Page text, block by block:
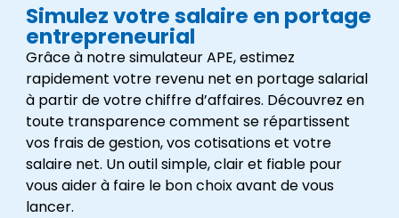
Simulez votre salaire en portage
entrepreneurial
Grâce à notre simulateur APE, estimez
rapidement votre revenu net en portage salarial
à partir de votre chiffre d’affaires. Découvrez en
toute transparence comment se répartissent
vos frais de gestion, vos cotisations et votre
salaire net. Un outil simple, clair et fiable pour
vous aider à faire le bon choix avant de vous
lancer.